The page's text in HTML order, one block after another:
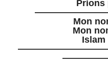
Prions
Mon
Mon
Islam